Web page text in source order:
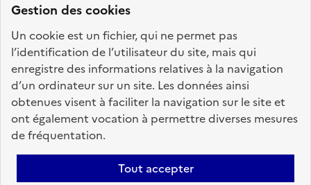
Gestion des cookies
Un cookie est un fichier, qui ne permet pas
l’identification de l’utilisateur du site, mais qui
enregistre des informations relatives à la navigation
d’un ordinateur sur un site. Les données ainsi
obtenues visent à faciliter la navigation sur le site et
ont également vocation à permettre diverses mesures
de fréquentation.
Tout accepter
Localisation :
Alpes Maritimes(06)
Fonction publique :
Fonction publique Territoriale
Employeur :
Communes
En ligne depuis le 09 juillet 2026
Ajouter aux favoris: Chargé études budgétaires et
108 109